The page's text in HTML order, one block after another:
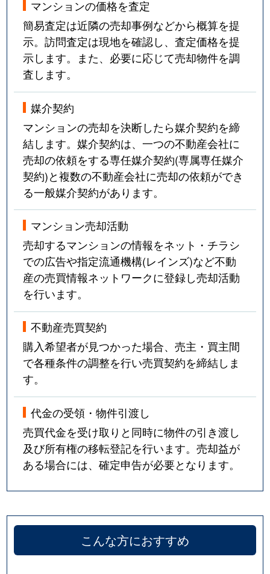
マンションの価格を査定
簡易査定は近隣の売却事例などから概算を提
示。訪問査定は現地を確認し、査定価格を提
示します。また、必要に応じて売却物件を調
査します。
媒介契約
マンションの売却を決断したら媒介契約を締
結します。媒介契約は、一つの不動産会社に
売却の依頼をする専任媒介契約(専属専任媒介
契約)と複数の不動産会社に売却の依頼ができ
る一般媒介契約があります。
マンション売却活動
売却するマンションの情報をネット・チラシ
での広告や指定流通機構(レインズ)など不動
産の売買情報ネットワークに登録し売却活動
を行います。
不動産売買契約
購入希望者が見つかった場合、売主・買主間
で各種条件の調整を行い売買契約を締結しま
す。
代金の受領・物件引渡し
売買代金を受け取りと同時に物件の引き渡し
及び所有権の移転登記を行います。売却益が
ある場合には、確定申告が必要となります。
こんな方におすすめ